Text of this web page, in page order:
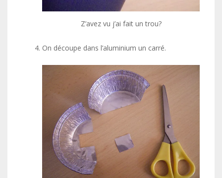
Z’avez vu j’ai fait un trou?
On découpe dans l’aluminium un carré.